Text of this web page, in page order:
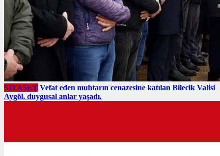
SIYASET Vefat eden muhtarın cenazesine katılan Bilecik Valisi
Aygöl, duygusal anlar yaşadı.